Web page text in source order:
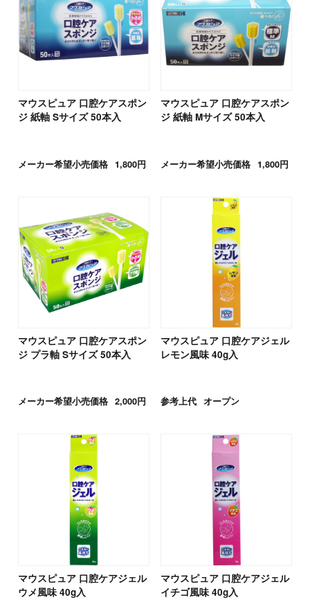
マウスピュア 口腔ケアスポン
ジ 紙軸 Sサイズ 50本入
メーカー希望小売価格 1,800円
マウスピュア 口腔ケアスポン
ジ 紙軸 Mサイズ 50本入
メーカー希望小売価格 1,800円
マウスピュア 口腔ケアスポン
ジ プラ軸 Sサイズ 50本入
メーカー希望小売価格 2,000円
マウスピュア 口腔ケアジェル
レモン風味 40g入
参考上代 オープン
マウスピュア 口腔ケアジェル
ウメ風味 40g入
マウスピュア 口腔ケアジェル
イチゴ風味 40g入